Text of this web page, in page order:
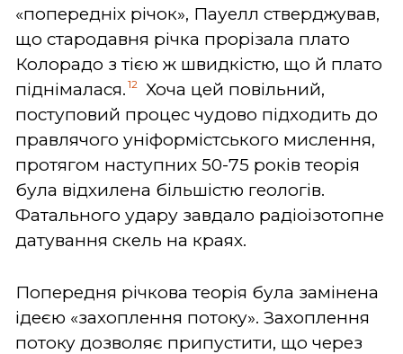
«попередніх річок», Пауелл стверджував,
що стародавня річка прорізала плато
Колорадо з тією ж швидкістю, що й плато
піднімалася. 12 Хоча цей повільний,
поступовий процес чудово підходить до
правлячого уніформістського мислення,
протягом наступних 50-75 років теорія
була відхилена більшістю геологів.
Фатального удару завдало радіоізотопне
датування скель на краях.
Попередня річкова теорія була замінена
ідеєю «захоплення потоку». Захоплення
потоку дозволяє припустити, що через